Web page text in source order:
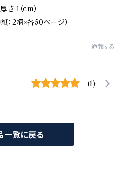
1（cm）
：2柄×各50ページ）
通報する
(1)
一覧に戻る